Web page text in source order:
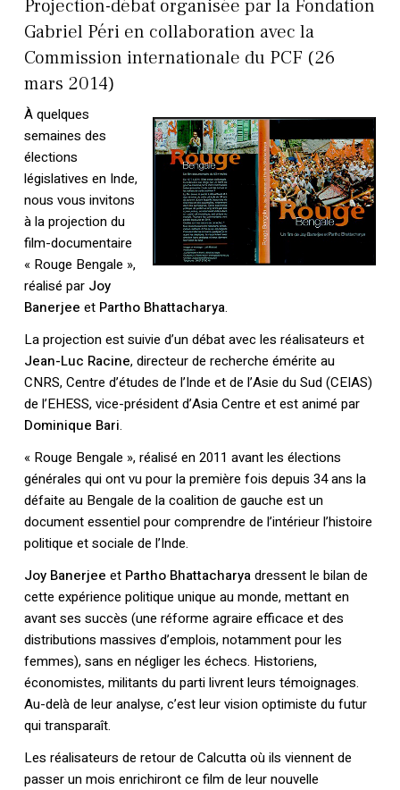
Projection-débat organisée par la Fondation
Gabriel Péri en collaboration avec la
Commission internationale du PCF (26
mars 2014)
À quelques
semaines des
élections
législatives en Inde,
nous vous invitons
à la projection du
film-documentaire
« Rouge Bengale »,
réalisé par Joy
Banerjee et Partho Bhattacharya.
La projection est suivie d’un débat avec les réalisateurs et
Jean-Luc Racine, directeur de recherche émérite au
CNRS, Centre d’études de l’Inde et de l’Asie du Sud (CEIAS)
de l’EHESS, vice-président d’Asia Centre et est animé par
Dominique Bari.
« Rouge Bengale », réalisé en 2011 avant les élections
générales qui ont vu pour la première fois depuis 34 ans la
défaite au Bengale de la coalition de gauche est un
document essentiel pour comprendre de l’intérieur l’histoire
politique et sociale de l’Inde.
Joy Banerjee et Partho Bhattacharyadressent le bilan de
cette expérience politique unique au monde, mettant en
avant ses succès (une réforme agraire efficace et des
distributions massives d’emplois, notamment pour les
femmes), sans en négliger les échecs. Historiens,
économistes, militants du parti livrent leurs témoignages.
Au-delà de leur analyse, c’est leur vision optimiste du futur
qui transparaît.
Les réalisateurs de retour de Calcutta où ils viennent de
passer un mois enrichiront ce film de leur nouvelle